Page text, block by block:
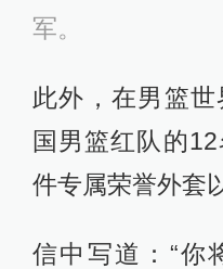
军。
此外，在男篮
国男篮红队的
件专属荣誉外套
信中写道：“你